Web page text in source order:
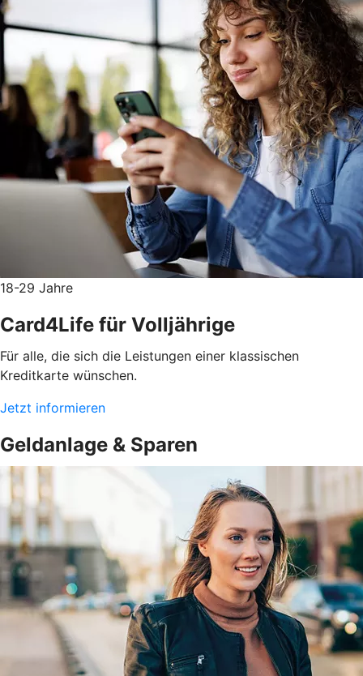
18-29 Jahre
Card4Life für Volljährige
Für alle, die sich die Leistungen einer klassischen
Kreditkarte wünschen.
Jetzt informieren
Geldanlage & Sparen